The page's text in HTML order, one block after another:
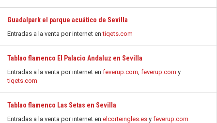
Guadalpark el parque acuático de Sevilla
Entradas a la venta por internet entiqets.com
Tablao flamenco El Palacio Andaluz en Sevilla
Entradas a la venta por internet en feverup.com, feverup.com y
tiqets.com
Tablao flamenco Las Setas en Sevilla
Entradas a la venta por internet en elcorteingles.es y feverup.com